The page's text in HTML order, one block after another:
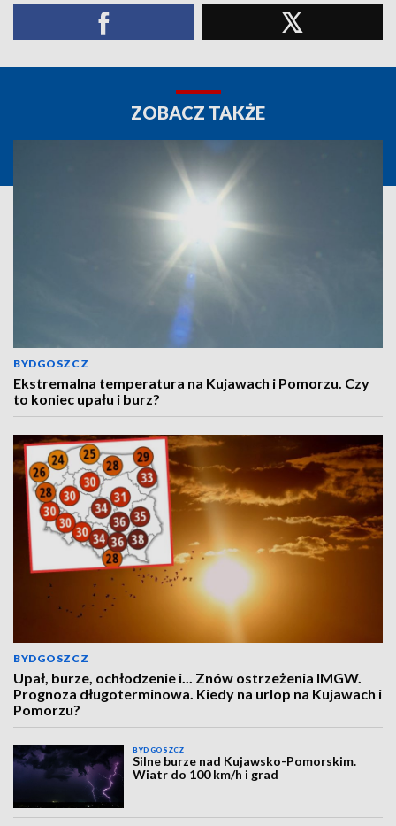
ZOBACZ TAKŻE
BYDGOSZCZ
Ekstremalna temperatura na Kujawach i Pomorzu. Czy
to koniec upału i burz?
BYDGOSZCZ
Upał, burze, ochłodzenie i... Znów ostrzeżenia IMGW.
Prognoza długoterminowa. Kiedy na urlop na Kujawach i
Pomorzu?
BYDGOSZCZ
Silne burze nad Kujawsko-Pomorskim.
Wiatr do 100 km/h i grad